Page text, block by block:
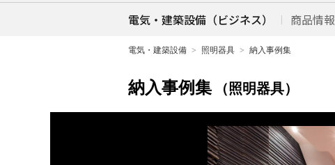
電気・建築設備（ビジネス） 商品情報
電気・建築設備 照明器具 納入事例集
納入事例集 （照明器具）